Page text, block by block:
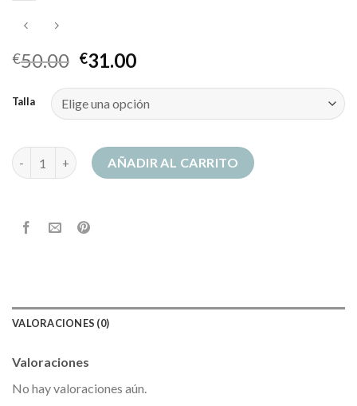
€50.00 €31.00
Talla
sudadera marvel cantidadAÑADIR AL CARRITO
VALORACIONES (0)
Valoraciones
No hay valoraciones aún.